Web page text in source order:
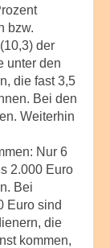
bzw.
der
unter den
die fast 3,5
Bei den
Weiterhin
Nur 6
2.000 Euro
Bei
Euro sind
die
kommen,